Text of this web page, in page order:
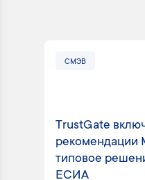
СМЭВ
TrustGate
рекомендации
типовое
ЕСИА